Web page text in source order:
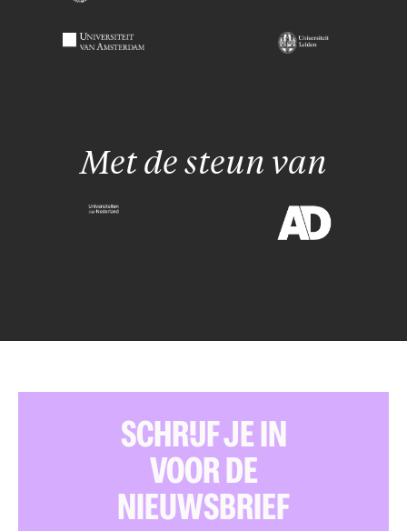
Met de steun van
SCHRIJF JE IN
VOOR DE
NIEUWSBRIEF